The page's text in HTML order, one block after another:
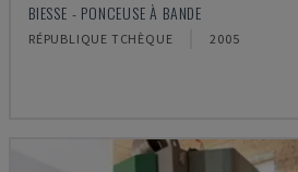
BIESSE - PONCEUSE À BANDE
RÉPUBLIQUE TCHÈQUE 2005